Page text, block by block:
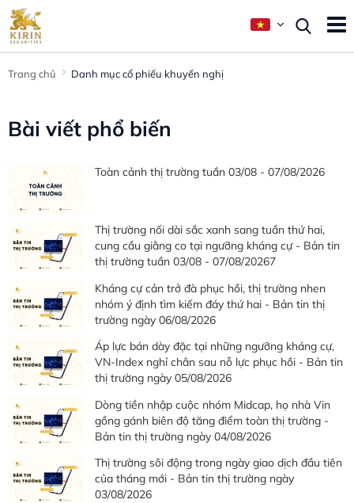
Trang chủ Danh mục cổ phiếu khuyến nghị
Bài viết phổ biến
Toàn cảnh thị trường tuần 03/08 - 07/08/2026
Thị trường nối dài sắc xanh sang tuần thứ hai,
cung cầu giằng co tại ngưỡng kháng cự - Bản tin
thị trường tuần 03/08 - 07/08/20267
Kháng cự cản trở đà phục hồi, thị trường nhen
nhóm ý định tìm kiếm đáy thứ hai - Bản tin thị
trường ngày 06/08/2026
Áp lực bán dày đặc tại những ngưỡng kháng cự,
VN-Index nghỉ chân sau nỗ lực phục hồi - Bản tin
thị trường ngày 05/08/2026
Dòng tiền nhập cuộc nhóm Midcap, họ nhà Vin
gồng gánh biên độ tăng điểm toàn thị trường -
Bản tin thị trường ngày 04/08/2026
Thị trường sôi động trong ngày giao dịch đầu tiên
của tháng mới - Bản tin thị trường ngày
03/08/2026